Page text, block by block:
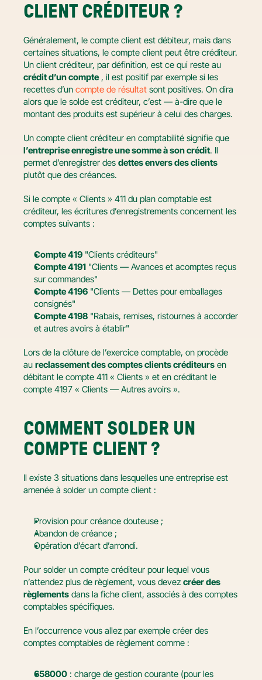
CLIENT CRÉDITEUR ?
Généralement, le compte client est débiteur, mais dans
certaines situations, le compte client peut être créditeur.
crédit d’un compte , il est positif par exemple si les
recettes d’un compte de résultat sont positives. On dira
alors que le solde est créditeur, c’est — à-dire que le
montant des produits est supérieur à celui des charges.
l’entreprise enregistre une somme à son crédit. Il
permet d’enregistrer des dettes envers des clients
plutôt que des créances.
Si le compte « Clients » 411 du plan comptable est
créditeur, les écritures d’enregistrements concernent les
comptes suivants :
Compte 419 "Clients créditeurs"
Compte 4191 "Clients — Avances et acomptes reçus
sur commandes"
Compte 4196 "Clients — Dettes pour emballages
consignés"
Compte 4198 "Rabais, remises, ristournes à accorder
et autres avoirs à établir"
Lors de la clôture de l’exercice comptable, on procède
au reclassement des comptes clients créditeurs en
débitant le compte 411 « Clients » et en créditant le
compte 4197 « Clients — Autres avoirs ».
COMMENT SOLDER UN
COMPTE CLIENT ?
Il existe 3 situations dans lesquelles une entreprise est
amenée à solder un compte client :
Provision pour créance douteuse ;
Abandon de créance ;
Opération d’écart d’arrondi.
Pour solder un compte créditeur pour lequel vous
n’attendez plus de règlement, vous devez créer des
règlements dans la fiche client, associés à des comptes
comptables spécifiques.
En l’occurrence vous allez par exemple créer des
comptes comptables de règlement comme :
658000 : charge de gestion courante (pour les